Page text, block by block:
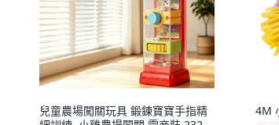
兒童農場闖關玩具 鍛鍊寶寶手指精
4M